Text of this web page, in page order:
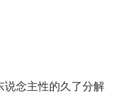
说念主性的久了分解